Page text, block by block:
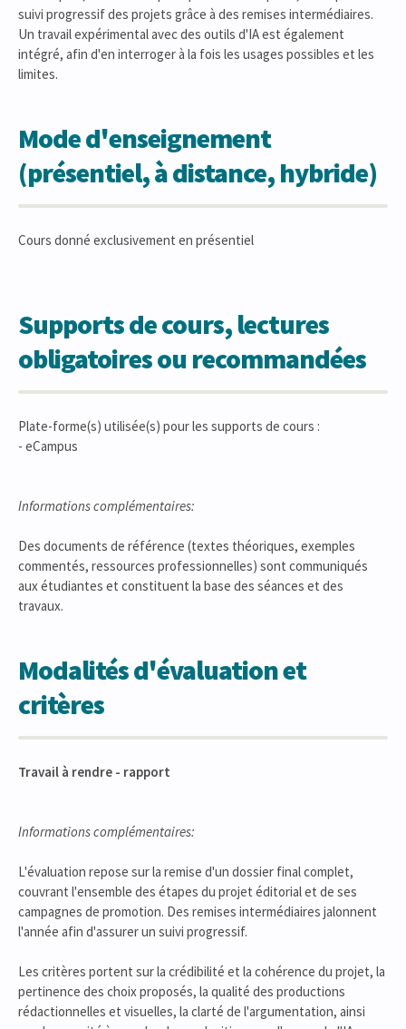
suivi progressif des projets grâce à des remises intermédiaires.
Un travail expérimental avec des outils d'IA est également
intégré, afin d'en interroger à la fois les usages possibles et les
limites.
Mode d'enseignement
(présentiel, à distance, hybride)
Cours donné exclusivement en présentiel
Supports de cours, lectures
obligatoires ou recommandées
Plate-forme(s) utilisée(s) pour les supports de cours :
- eCampus
Informations complémentaires:
Des documents de référence (textes théoriques, exemples
commentés, ressources professionnelles) sont communiqués
aux étudiantes et constituent la base des séances et des
travaux.
Modalités d'évaluation et
critères
Travail à rendre - rapport
Informations complémentaires:
L'évaluation repose sur la remise d'un dossier final complet,
couvrant l'ensemble des étapes du projet éditorial et de ses
campagnes de promotion. Des remises intermédiaires jalonnent
l'année afin d'assurer un suivi progressif.
Les critères portent sur la crédibilité et la cohérence du projet, la
pertinence des choix proposés, la qualité des productions
rédactionnelles et visuelles, la clarté de l'argumentation, ainsi